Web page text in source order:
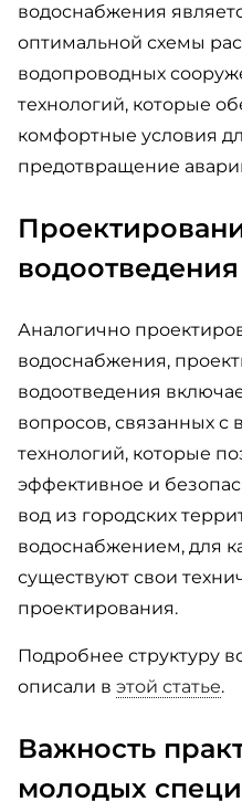
водоснабжения
оптимальной схемы
водопроводных
технологий, которые
комфортные условия
предотвращение
водоотведения
Аналогично
водоснабжения,
водоотведения
вопросов, связанных
технологий, которые
эффективное и
вод из городских
водоснабжением, для
существуют свои
проектирования.
Подробнее структуру
описали в этой статье.
Важность
молодых